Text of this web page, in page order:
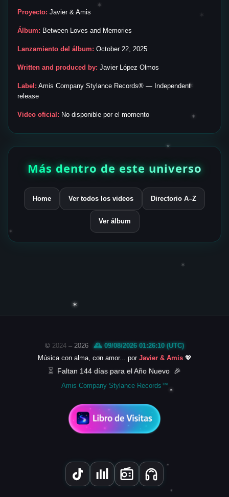
✶
✶
✶
✶
✶
✶
✶
✶
✶
✶
✶
Proyecto: Javier & Amis
Álbum: Between Loves and Memories
Lanzamiento del álbum: October 22, 2025
Written and produced by: Javier López Olmos
Label: Amis Company Stylance Records® — Independent
release
Video oficial: No disponible por el momento
Más dentro de este universo
Home Ver todos los videos Directorio A–Z
Ver álbum
© 2024 – 2026
🕰️ 09/08/2026 01:26:10 (UTC)
Música con alma, con amor... por Javier & Amis💖
⏳ Faltan 144 días para el Año Nuevo 🎉
Amis Company Stylance Records™